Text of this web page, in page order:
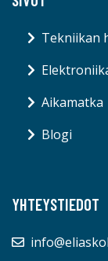
Tekniikan
Aikamatka
Blogi
YHTEYSTIEDOT